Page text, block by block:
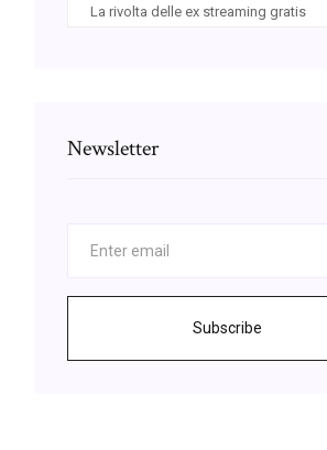
La rivolta delle ex streaming gratis
Newsletter
Subscribe